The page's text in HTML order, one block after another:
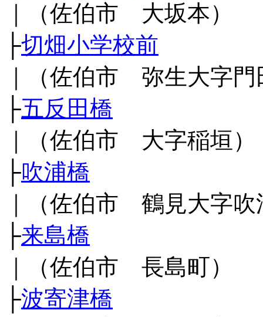
｜（佐伯市 大坂本）
├切畑小学校前
｜（佐伯市 弥生大字門
├五反田橋
｜（佐伯市 大字稲垣）
├吹浦橋
｜（佐伯市 鶴見大字吹
├来島橋
｜（佐伯市 長島町）
├波寄津橋